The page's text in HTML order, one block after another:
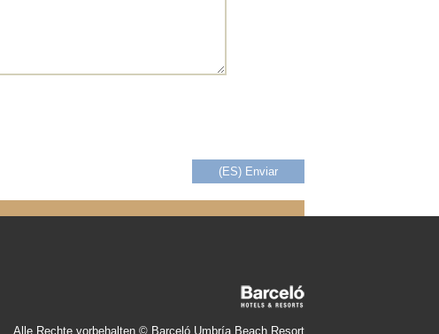
Alle Rechte vorbehalten © Barceló Umbría Beach Resort